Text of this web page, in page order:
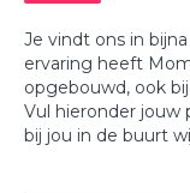
Je vindt ons in
ervaring heeft
opgebouwd, ook
Vul hieronder jouw
bij jou in de buurt